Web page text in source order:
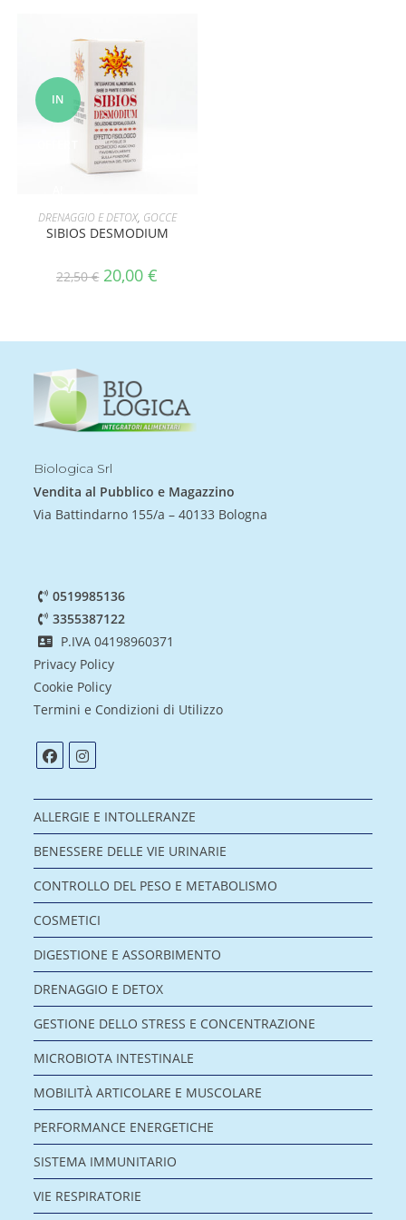
IN
AGGIUNGI AL CARRELLO
DRENAGGIO E DETOX, GOCCE
SIBIOS DESMODIUM
22,50€ 20,00€
Biologica Srl
Vendita al Pubblico e Magazzino
Via Battindarno 155/a – 40133 Bologna
0519985136
3355387122
P.IVA 04198960371
Privacy Policy
Cookie Policy
Termini e Condizioni di Utilizzo
ALLERGIE E INTOLLERANZE
BENESSERE DELLE VIE URINARIE
CONTROLLO DEL PESO E METABOLISMO
COSMETICI
DIGESTIONE E ASSORBIMENTO
DRENAGGIO E DETOX
GESTIONE DELLO STRESS E CONCENTRAZIONE
MICROBIOTA INTESTINALE
MOBILITÀ ARTICOLARE E MUSCOLARE
PERFORMANCE ENERGETICHE
SISTEMA IMMUNITARIO
VIE RESPIRATORIE